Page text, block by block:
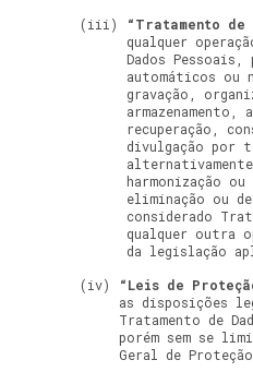
“Tratamento de
qualquer
Dados
automáticos ou
gravação,
armazenamento,
recuperação,
divulgação por
harmonização
eliminação ou
considerado
qualquer outra
da legislação
“Leis de
as disposições
Tratamento de
porém sem se
Geral de